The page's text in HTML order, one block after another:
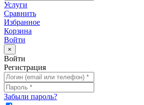
Услуги
Сравнить
Избранное
Корзина
Войти
×
Войти
Регистрация
Забыли пароль?